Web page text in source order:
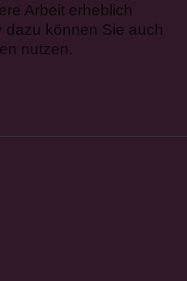
Arbeit erheblich
dazu können Sie auch
nutzen.